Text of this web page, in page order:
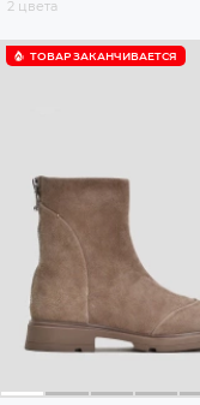
2 цвета
ТОВАР ЗАКАНЧИВАЕТСЯ